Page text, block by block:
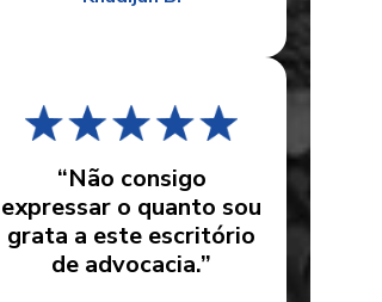
“Não consigo
expressar o quanto sou
grata a este escritório
de advocacia.”